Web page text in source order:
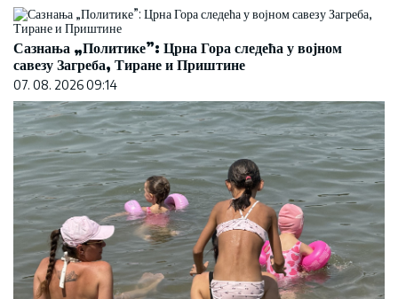
Сазнања „Политике”: Црна Гора следећа у војном
савезу Загреба, Тиране и Приштине
07. 08. 2026 09:14